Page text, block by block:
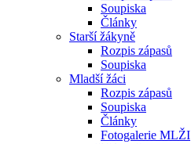
Soupiska
Články
Starší žákyně
Rozpis zápasů
Soupiska
Mladší žáci
Rozpis zápasů
Soupiska
Články
Fotogalerie MLŽI